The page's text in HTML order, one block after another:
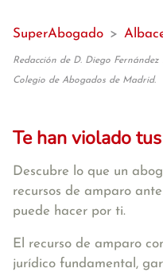
SuperAbogado >
Redacción de D. Diego Fernández
Colegio de Abogados de Madrid.
Te han violado
Descubre lo que un
recursos de amparo
puede hacer por ti.
El recurso de amparo
jurídico fundamental,